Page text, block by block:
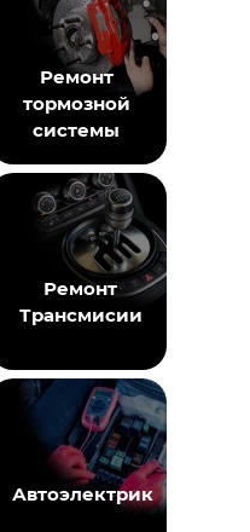
Ремонт
Трансмисии
Ремонт
тормозной
системы
Автоэлектрик